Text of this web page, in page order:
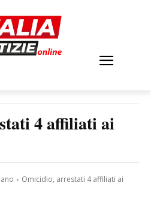
4 affiliati ai
Omicidio, arrestati 4 affiliati ai